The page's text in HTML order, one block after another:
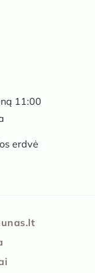
11:00
erdvė